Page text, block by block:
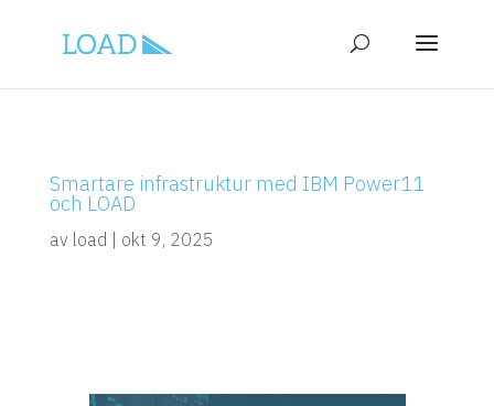
Smartare infrastruktur med IBM Power11
och LOAD
av load okt 9, 2025